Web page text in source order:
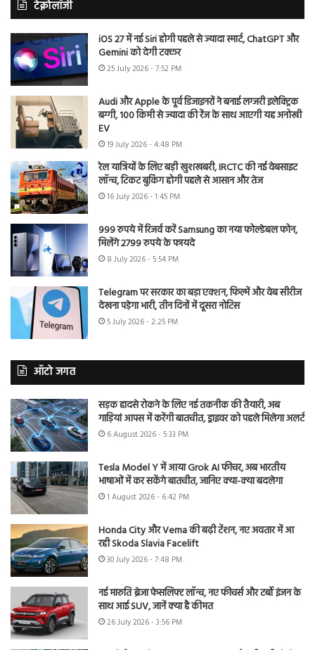
टेक्नोलॉजी
iOS 27 में नई Siri होगी पहले से ज्यादा स्मार्ट, ChatGPT और
Gemini को देगी टक्कर
25 July 2026 - 7:52 PM
Audi और Apple के पूर्व डिजाइनरों ने बनाई लग्जरी इलेक्ट्रिक
बग्गी, 100 किमी से ज्यादा की रेंज के साथ आएगी यह अनोखी
EV
19 July 2026 - 4:48 PM
रेल यात्रियों के लिए बड़ी खुशखबरी, IRCTC की नई वेबसाइट
लॉन्च, टिकट बुकिंग होगी पहले से आसान और तेज
16 July 2026 - 1:45 PM
999 रुपये में रिजर्व करें Samsung का नया फोल्डेबल फोन,
मिलेंगे 2799 रुपये के फायदे
8 July 2026 - 5:54 PM
Telegram पर सरकार का बड़ा एक्शन, फिल्में और वेब सीरीज
देखना पड़ेगा भारी, तीन दिनों में दूसरा नोटिस
5 July 2026 - 2:25 PM
ऑटो जगत
सड़क हादसे रोकने के लिए नई तकनीक की तैयारी, अब
गाड़ियां आपस में करेंगी बातचीत, ड्राइवर को पहले मिलेगा अलर्ट
6 August 2026 - 5:33 PM
Tesla Model Y में आया Grok AI फीचर, अब भारतीय
भाषाओं में कर सकेंगे बातचीत, जानिए क्या-क्या बदलेगा
1 August 2026 - 6:42 PM
Honda City और Verna की बढ़ी टेंशन, नए अवतार में आ
रही Skoda Slavia Facelift
30 July 2026 - 7:48 PM
नई मारुति ब्रेजा फेसलिफ्ट लॉन्च, नए फीचर्स और टर्बो इंजन के
साथ आई SUV, जानें क्या है कीमत
26 July 2026 - 3:56 PM